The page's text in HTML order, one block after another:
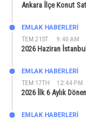
Ankara İlçe Konut
TEM 21ST 9:40 AM
EMLAK HABERLERI
2026 Haziran
TEM 17TH 12:44 PM
EMLAK HABERLERI
2026 İlk 6 Aylık
EMLAK HABERLERI